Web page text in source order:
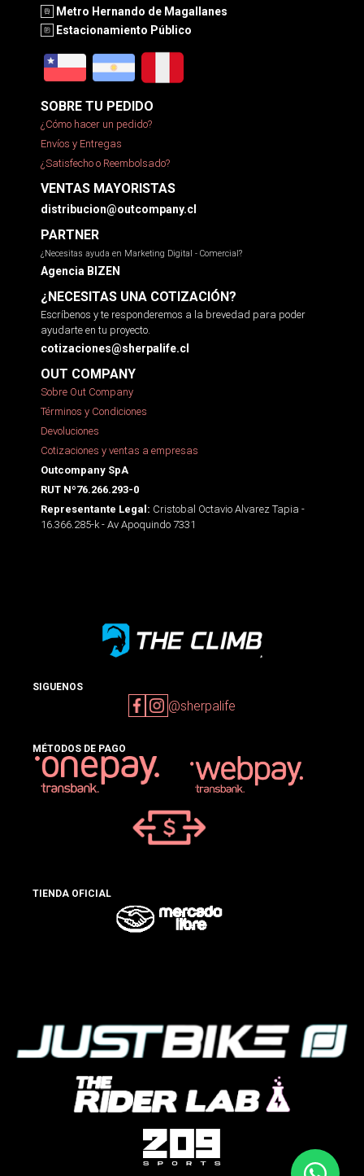
Metro Hernando de Magallanes
Estacionamiento Público
SOBRE TU PEDIDO
¿Cómo hacer un pedido?
Envíos y Entregas
¿Satisfecho o Reembolsado?
VENTAS MAYORISTAS
distribucion@outcompany.cl
PARTNER
¿Necesitas ayuda en Marketing Digital - Comercial?
Agencia BIZEN
¿NECESITAS UNA COTIZACIÓN?
Escríbenos y te responderemos a la brevedad para poder
ayudarte en tu proyecto.
cotizaciones@sherpalife.cl
OUT COMPANY
Sobre Out Company
Términos y Condiciones
Devoluciones
Cotizaciones y ventas a empresas
Outcompany SpA
RUT Nº76.266.293-0
Representante Legal: Cristobal Octavio Alvarez Tapia -
16.366.285-k - Av Apoquindo 7331
SIGUENOS
@sherpalife
MÉTODOS DE PAGO
TIENDA OFICIAL